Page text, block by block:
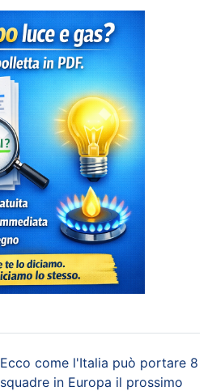
Ecco come l'Italia può portare 8
squadre in Europa il prossimo